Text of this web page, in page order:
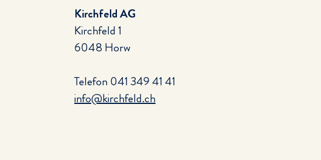
Kirchfeld AG
Kirchfeld 1
6048 Horw
Telefon041 349 41 41
info@kirchfeld.ch